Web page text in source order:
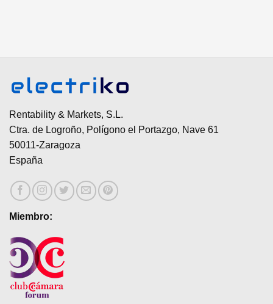
Rentability & Markets, S.L.
Ctra. de Logroño, Polígono el Portazgo, Nave 61
50011-Zaragoza
España
Miembro: